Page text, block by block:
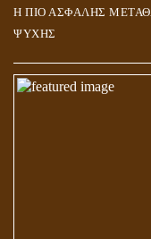
Η ΠΙΟ ΑΣΦΑΛΗΣ
ΨΥΧΗΣ